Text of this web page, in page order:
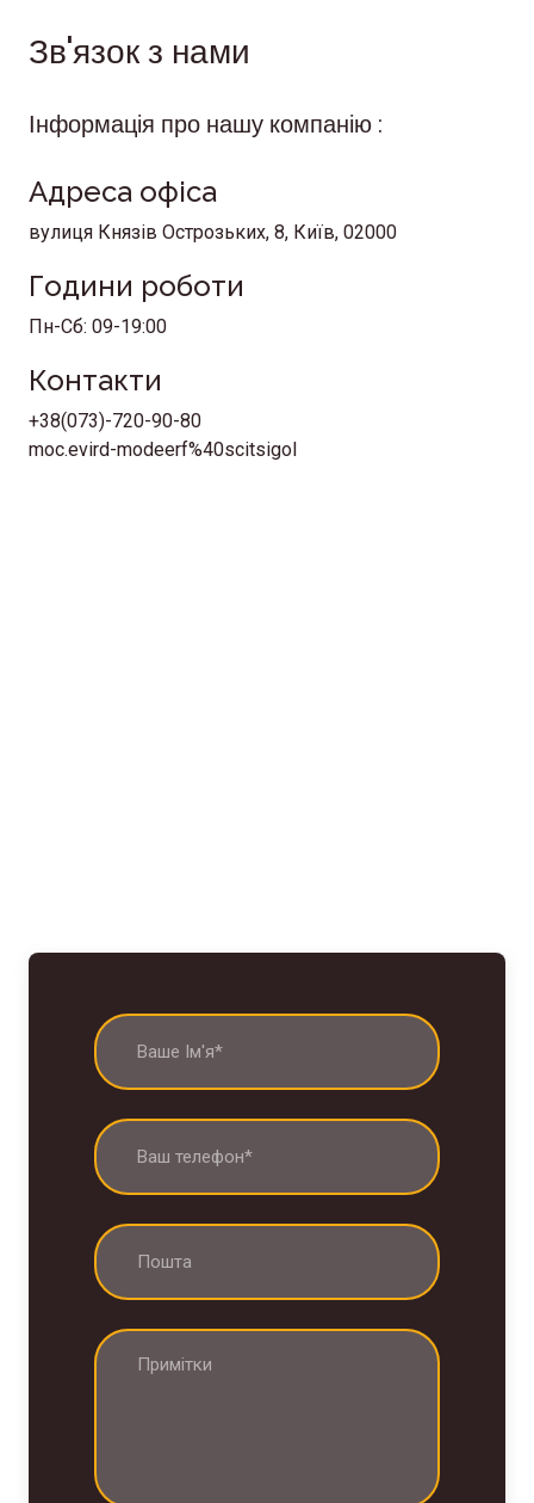
Зв'язок з нами
Інформація про нашу компанію :
Адреса офіса
вулиця Князів Острозьких, 8, Київ, 02000
Години роботи
Пн-Сб: 09-19:00
Контакти
+38(073)-720-90-80
moc.evird-modeerf%40scitsigol